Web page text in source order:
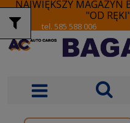
NAJWIĘKSZY MAGAZYN
"OD
tel. 585 588 006